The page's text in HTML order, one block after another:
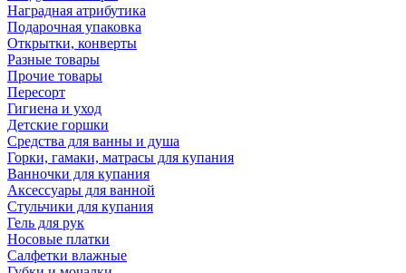
Наградная атрибутика
Подарочная упаковка
Открытки, конверты
Разные товары
Прочие товары
Пересорт
Гигиена и уход
Детские горшки
Средства для ванны и душа
Горки, гамаки, матрасы для купания
Ванночки для купания
Аксессуары для ванной
Стульчики для купания
Гель для рук
Носовые платки
Салфетки влажные